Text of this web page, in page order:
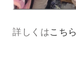
詳しくはこちら